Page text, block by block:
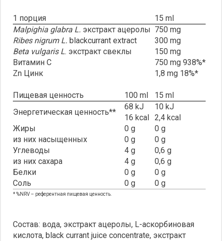
1 порция
15 ml
Malpighia glabra L. экстракт ацеролы 750 mg
Ribes nigrum L. blackcurrant extract
300 mg
Beta vulgaris L. экстракт свеклы
150 mg
Витамин C
750 mg 938%*
Zn Цинк
1,8 mg 18%*
Пищевая ценность 100 ml
15 ml
Энергетическая ценность**
68 kJ
16 kcal
10 kJ
2,4 kcal
Жиры
0 g
0 g
из них насыщенных
0 g
0 g
Углеводы
4 g
0,6 g
из них сахара
4 g
0,6 g
Белки
0 g
0 g
Соль
0 g 0 g
* %NRV – референтная пищевая ценность.
Состав: вода, экстракт ацеролы, L-аскорбиновая
кислота, black currant juice concentrate, экстракт